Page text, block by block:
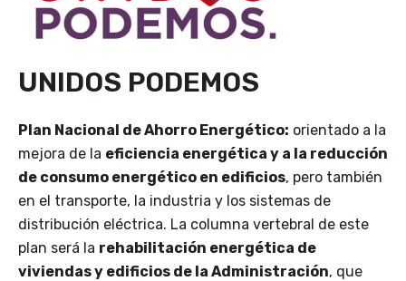
UNIDOS PODEMOS
Plan Nacional de Ahorro Energético: orientado a la
mejora de la eficiencia energética y a la reducción
de consumo energético en edificios, pero también
en el transporte, la industria y los sistemas de
distribución eléctrica. La columna vertebral de este
plan será la rehabilitación energética de
viviendas y edificios de la Administración, que